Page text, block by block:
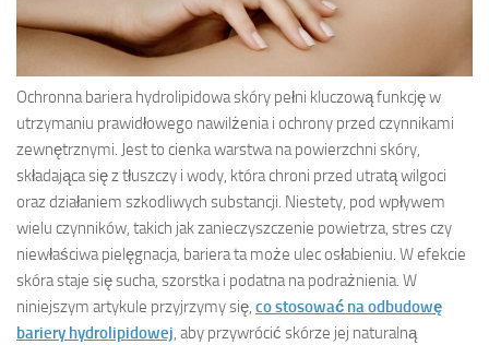
Ochronna bariera hydrolipidowa skóry pełni kluczową funkcję w
utrzymaniu prawidłowego nawilżenia i ochrony przed czynnikami
zewnętrznymi. Jest to cienka warstwa na powierzchni skóry,
składająca się z tłuszczy i wody, która chroni przed utratą wilgoci
oraz działaniem szkodliwych substancji. Niestety, pod wpływem
wielu czynników, takich jak zanieczyszczenie powietrza, stres czy
niewłaściwa pielęgnacja, bariera ta może ulec osłabieniu. W efekcie
skóra staje się sucha, szorstka i podatna na podrażnienia. W
niniejszym artykule przyjrzymy się, co stosować na odbudowę
bariery hydrolipidowej, aby przywrócić skórze jej naturalną